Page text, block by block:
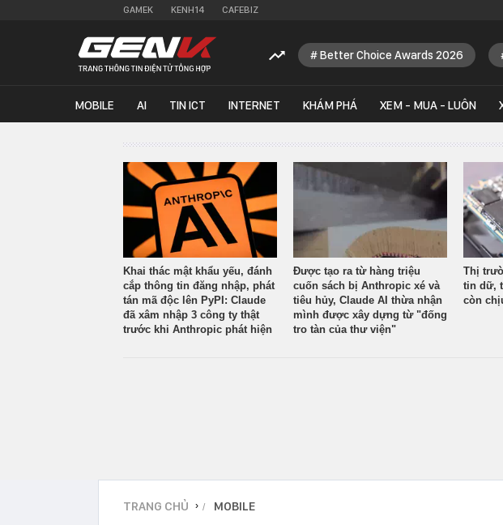
GAMEK KENH14 CAFEBIZ
Better Choice Awards 2026
MOBILE AI TIN ICT INTERNET KHÁM PHÁ XEM - MUA - LUÔN
Khai thác mật khẩu yếu, đánh
cắp thông tin đăng nhập, phát
tán mã độc lên PyPI: Claude
đã xâm nhập 3 công ty thật
trước khi Anthropic phát hiện
Được tạo ra từ hàng triệu
cuốn sách bị Anthropic xé và
tiêu hủy, Claude AI thừa nhận
mình được xây dựng từ "đống
tro tàn của thư viện"
Thị
tin dữ,
còn
TRANG CHỦ › MOBILE